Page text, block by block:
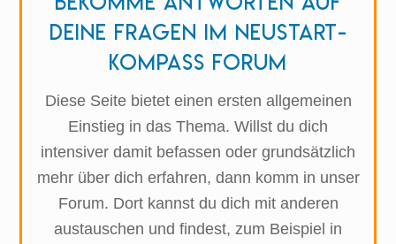
deine Fragen im Neustart-
Kompass Forum
Diese Seite bietet einen ersten allgemeinen
Einstieg in das Thema. Willst du dich
intensiver damit befassen oder grundsätzlich
mehr über dich erfahren, dann komm in unser
Forum. Dort kannst du dich mit anderen
austauschen und findest, zum Beispiel in